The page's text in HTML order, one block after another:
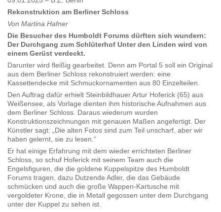
Rekonstruktion am Berliner Schloss
Von Martina Hafner
Die Besucher des Humboldt Forums dürften sich wundern:
Der Durchgang zum Schlüterhof Unter den Linden wird von
einem Gerüst verdeckt.
Darunter wird fleißig gearbeitet. Denn am Portal 5 soll ein Original
aus dem Berliner Schloss rekonstruiert werden: eine
Kassettendecke mit Schmuckornamenten aus 80 Einzelteilen.
Den Auftrag dafür erhielt Steinbildhauer Artur Hoferick (65) aus
Weißensee, als Vorlage dienten ihm historische Aufnahmen aus
dem Berliner Schloss. Daraus wiederum wurden
Konstruktionszeichnungen mit genauen Maßen angefertigt. Der
Künstler sagt: „Die alten Fotos sind zum Teil unscharf, aber wir
haben gelernt, sie zu lesen.“
Er hat einige Erfahrung mit dem wieder errichteten Berliner
Schloss, so schuf Hoferick mit seinem Team auch die
Engelsfiguren, die die goldene Kuppelspitze des Humboldt
Forums tragen, dazu Dutzende Adler, die das Gebäude
schmücken und auch die große Wappen-Kartusche mit
vergoldeter Krone, die in Metall gegossen unter dem Durchgang
unter der Kuppel zu sehen ist.